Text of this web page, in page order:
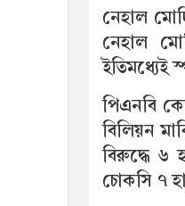
নেহাল
নেহাল
ইতিমধ্যেই
পিএনবি
বিলিয়ন
বিরুদ্ধে ৬
চোকসি ৭